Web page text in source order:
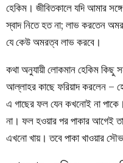
হেকিম। জীবিতকালে যদি আমার
স্বাদ নিতে হত না; লাভ করতেন
যে কেউ অমরত্ব লাভ করবে।
কথা অনুযায়ী লোকমান হেকিম কিছু
আল্লাহর কাছে ফরিয়াদ করলেন –
এ গাছের ফল যেন কখনোই না
না। ফল হওয়ার পর পাকার আগেই
এখনো খায়। তবে পাকা খাওয়ার